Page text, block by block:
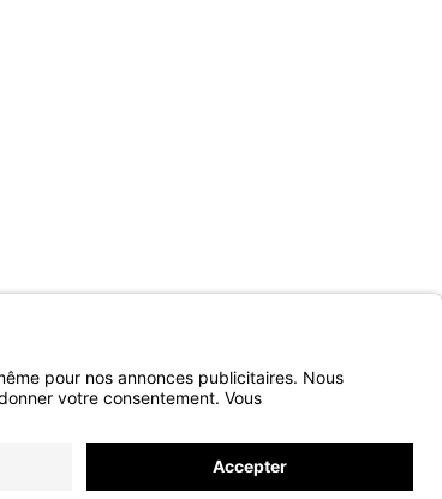
et les éventuels frais de livraison, sauf indication contraire.